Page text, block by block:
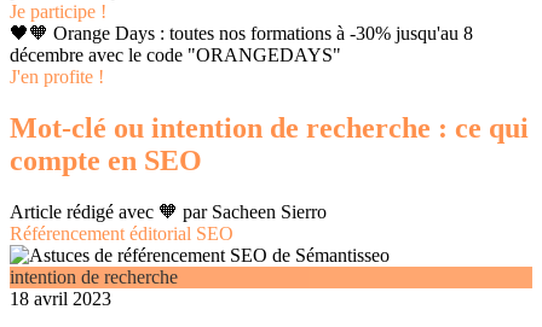
Je participe !
🖤🧡 Orange Days : toutes nos formations à -30% jusqu'au 8
décembre avec le code "ORANGEDAYS"
J'en profite !
Mot-clé ou intention de recherche : ce qui
compte en SEO
Article rédigé avec 🧡 par Sacheen Sierro
Référencement éditorial SEO
intention de recherche
18 avril 2023